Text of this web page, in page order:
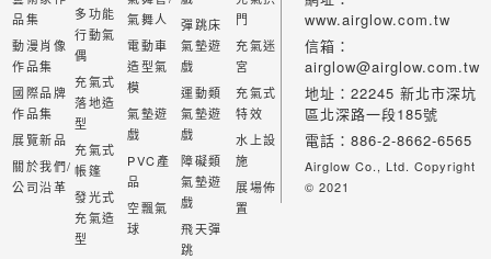
品集
動漫肖像
作品集
國際品牌
作品集
展覽新品
關於我們/
公司沿革
多功能
行動氣
偶
充氣式
落地造
型
充氣式
帳篷
發光式
充氣造
型
氣舞人
電動車
造型氣
模
氣墊遊
戲
PVC產
品
空飄氣
球
彈跳床
氣墊遊
戲
運動類
氣墊遊
戲
障礙類
氣墊遊
戲
飛天彈
跳
門
充氣迷
宮
充氣式
特效
水上設
施
展場佈
置
www.airglow.com.tw
信箱：
airglow@airglow.com.tw
地址：22245 新北市深坑
區北深路一段185號
電話：886-2-8662-6565
Airglow Co., Ltd. Copyright
© 2021